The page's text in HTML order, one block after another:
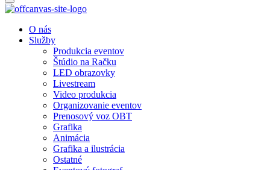
O nás
Služby
Produkcia eventov
Štúdio na Račku
LED obrazovky
Livestream
Video produkcia
Organizovanie eventov
Prenosový voz OBT
Grafika
Animácia
Grafika a ilustrácia
Ostatné